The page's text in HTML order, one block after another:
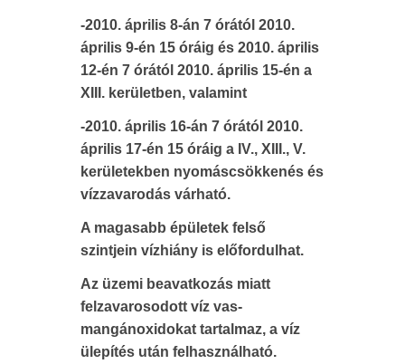
-2010. április 8-án 7 órától 2010.
április 9-én 15 óráig és 2010. április
12-én 7 órától 2010. április 15-én a
XIII. kerületben, valamint
-2010. április 16-án 7 órától 2010.
április 17-én 15 óráig a IV., XIII., V.
kerületekben nyomáscsökkenés és
vízzavarodás várható.
A magasabb épületek felső
szintjein vízhiány is előfordulhat.
Az üzemi beavatkozás miatt
felzavarosodott víz vas-
mangánoxidokat tartalmaz, a víz
ülepítés után felhasználható.